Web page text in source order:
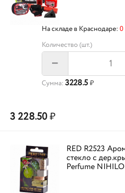
На складе в Краснодаре: 0
Количество (шт.)
–
Сумма: 3228.5 ₽
3 228.50₽
RED R2523
стекло с
Perfume